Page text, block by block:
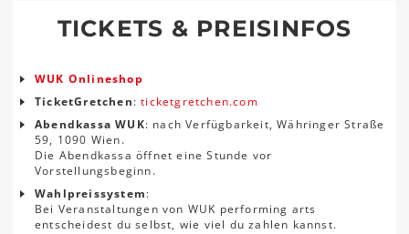
TICKETS & PREISINFOS
WUK Onlineshop
TicketGretchen:ticketgretchen.com
Abendkassa WUK: nach Verfügbarkeit, Währinger Straße
59, 1090 Wien.
Die Abendkassa öffnet eine Stunde vor
Vorstellungsbeginn.
Wahlpreissystem:
Bei Veranstaltungen von WUK performing arts
entscheidest du selbst, wie viel du zahlen kannst.